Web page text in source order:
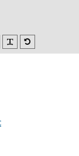
Domyślna
czcionka